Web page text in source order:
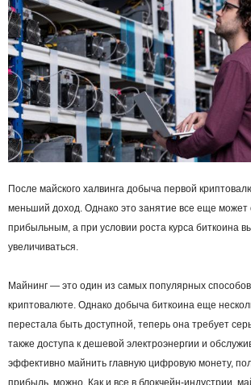
После майского халвинга добыча первой
меньший доход. Однако это занятие все еще может
прибыльным, а при условии роста курса биткоина
увеличиваться.
Майнинг — это один из самых популярных
криптовалюте. Однако добыча биткоина еще
перестала быть доступной, теперь она требует
также доступа к дешевой электроэнергии и
эффективно майнить главную цифровую монету,